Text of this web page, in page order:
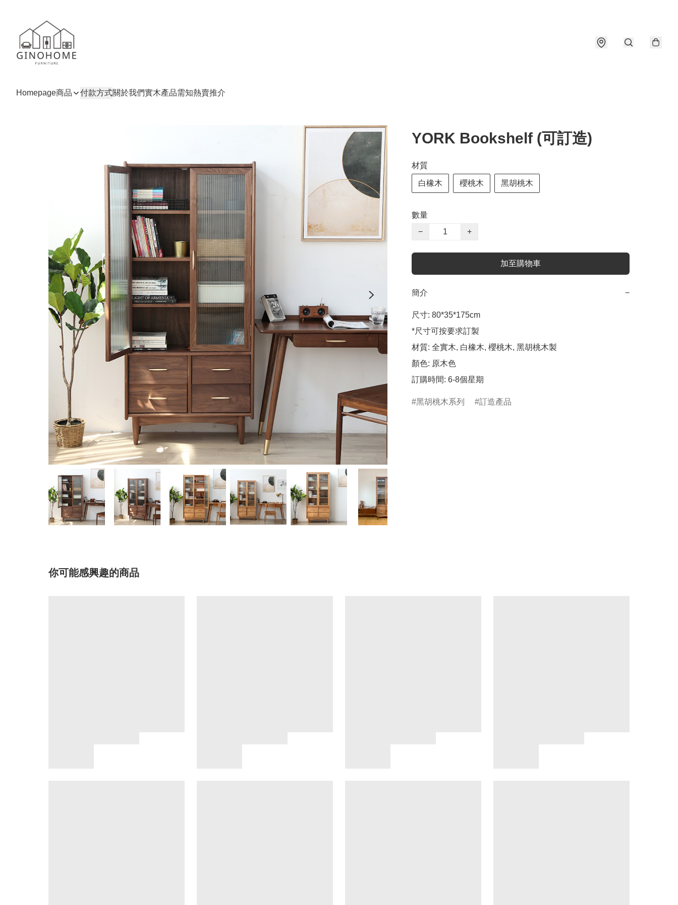
Homepage商品 付款方式關於我們實木產品需知熱賣推介
YORK Bookshelf (可訂造)
材質
白橡木 櫻桃木 黑胡桃木
數量
−
+
加至購物車
簡介 −
尺寸: 80*35*175cm
*尺寸可按要求訂製
材質: 全實木, 白橡木, 櫻桃木, 黑胡桃木製
顏色: 原木色
黑胡桃木系列 訂造產品
你可能感興趣的商品